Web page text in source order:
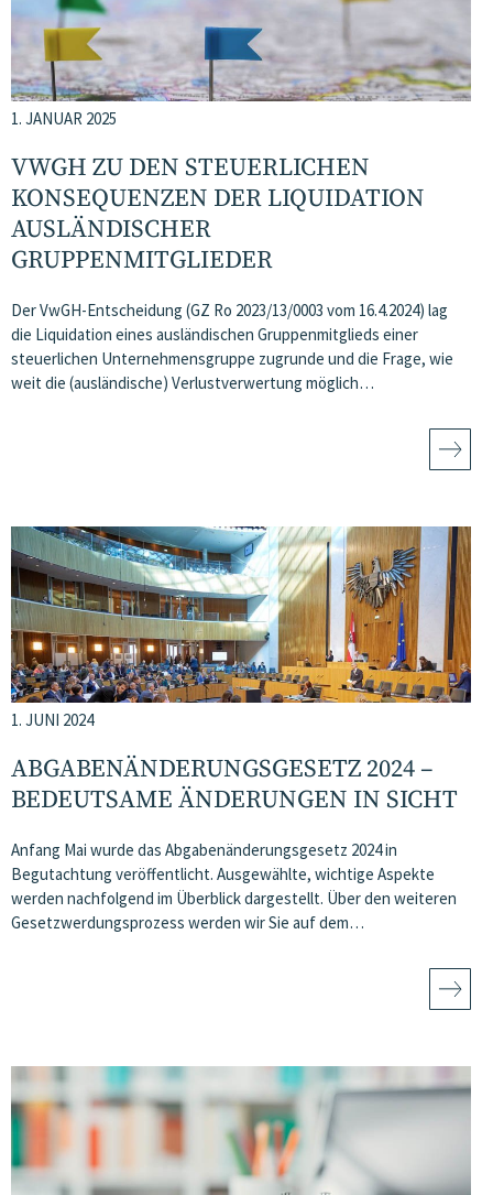
1. JANUAR 2025
VWGH ZU DEN STEUERLICHEN
KONSEQUENZEN DER LIQUIDATION
AUSLÄNDISCHER
GRUPPENMITGLIEDER
Der VwGH-Entscheidung (GZ Ro 2023/13/0003 vom 16.4.2024) lag
die Liquidation eines ausländischen Gruppenmitglieds einer
steuerlichen Unternehmensgruppe zugrunde und die Frage, wie
weit die (ausländische) Verlustverwertung möglich…
1. JUNI 2024
ABGABENÄNDERUNGSGESETZ 2024 –
BEDEUTSAME ÄNDERUNGEN IN SICHT
Anfang Mai wurde das Abgabenänderungsgesetz 2024 in
Begutachtung veröffentlicht. Ausgewählte, wichtige Aspekte
werden nachfolgend im Überblick dargestellt. Über den weiteren
Gesetzwerdungsprozess werden wir Sie auf dem…